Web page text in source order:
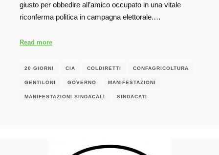
giusto per obbedire all’amico occupato in una vitale
riconferma politica in campagna elettorale.…
Read more
20 GIORNI CIA COLDIRETTI CONFAGRICOLTURA
GENTILONI GOVERNO MANIFESTAZIONI
MANIFESTAZIONI SINDACALI SINDACATI